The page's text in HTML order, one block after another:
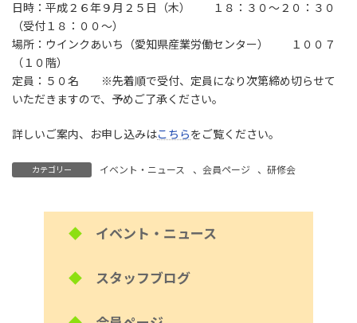
日時：平成２６年９月２５日（木） １８：３０～２０：３０
（受付１８：００～）
場所：ウインクあいち（愛知県産業労働センター） １００７
（１０階）
定員：５０名 ※先着順で受付、定員になり次第締め切らせて
いただきますので、予めご了承ください。
詳しいご案内、お申し込みはこちらをご覧ください。
カテゴリー イベント・ニュース 、 会員ページ 、研修会
◆ イベント・ニュース
◆ スタッフブログ